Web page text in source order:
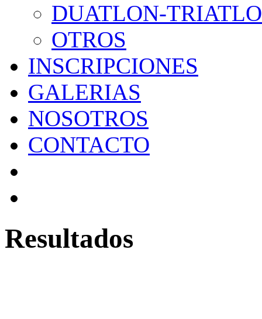
DUATLON-
OTROS
INSCRIPCIONES
GALERIAS
NOSOTROS
CONTACTO
Resultados